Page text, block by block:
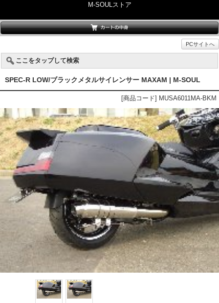
M-SOULストア
PCサイトへ
ここをタップして検索
SPEC-R LOW/ブラックメタルサイレンサー MAXAM | M-SOUL
[商品コード] MUSA6011MA-BKM